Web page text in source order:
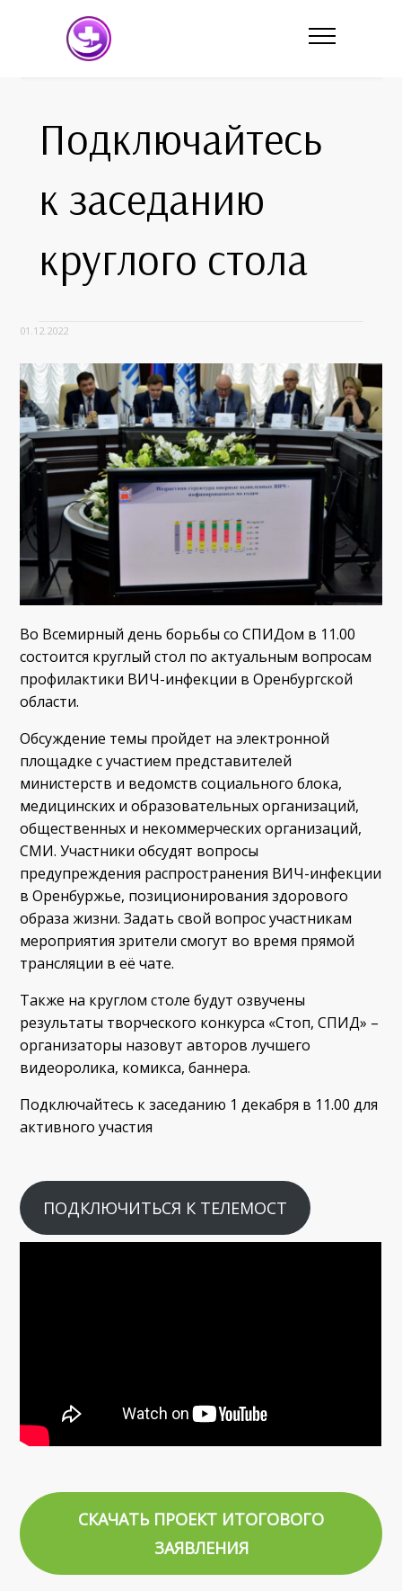
Подключайтесь
к заседанию
круглого стола
01.12.2022
Во Всемирный день борьбы со СПИДом в 11.00
состоится круглый стол по актуальным вопросам
профилактики ВИЧ-инфекции в Оренбургской
области.
Обсуждение темы пройдет на электронной
площадке с участием представителей
министерств и ведомств социального блока,
медицинских и образовательных организаций,
общественных и некоммерческих организаций,
СМИ. Участники обсудят вопросы
предупреждения распространения ВИЧ-инфекции
в Оренбуржье, позиционирования здорового
образа жизни. Задать свой вопрос участникам
мероприятия зрители смогут во время прямой
трансляции в её чате.
Также на круглом столе будут озвучены
результаты творческого конкурса «Стоп, СПИД» –
организаторы назовут авторов лучшего
видеоролика, комикса, баннера.
Подключайтесь к заседанию 1 декабря в 11.00 для
активного участия
ПОДКЛЮЧИТЬСЯ К ТЕЛЕМОСТ
СКАЧАТЬ ПРОЕКТ ИТОГОВОГО
ЗАЯВЛЕНИЯ